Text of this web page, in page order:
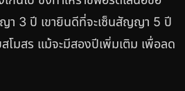
า 3 ปี เขายินดีที่จะเซ็นสัญญา 5 ปี
โมสร แม้จะมีสองปีเพิ่มเติม เพื่อลด